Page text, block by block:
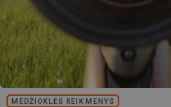
MEDŽIOKLĖS REIKMENYS